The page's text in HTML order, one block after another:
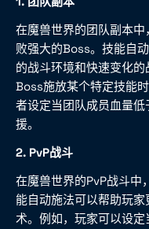
在魔兽世界的团队副本
败强大的Boss。技能自
的战斗环境和快速变化
Boss施放某个特定技能
者设定当团队成员血量
援。
2. PvP战斗
在魔兽世界的PvP战斗中
能自动施法可以帮助玩
术。例如，玩家可以设